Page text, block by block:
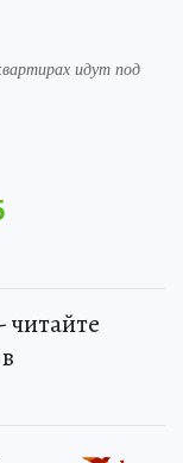
идут под